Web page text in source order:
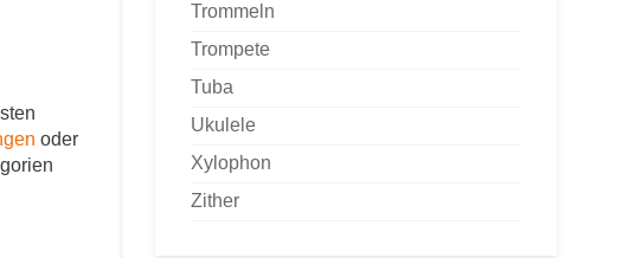
oder
Trommeln
Trompete
Tuba
Ukulele
Xylophon
Zither